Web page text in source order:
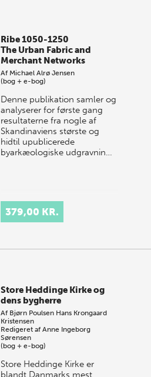
Ribe 1050-1250
The Urban Fabric and
Merchant Networks
Af Michael Alrø Jensen
(bog + e-bog)
Denne publikation samler og
analyserer for første gang
resultaterne fra nogle af
Skandinaviens største og
hidtil upublicerede
byarkæologiske udgravnin…
379,00 KR.
Store Heddinge Kirke og
dens bygherre
Af Bjørn Poulsen Hans Krongaard
Kristensen
Redigeret afAnne Ingeborg
Sørensen
(bog + e-bog)
Store Heddinge Kirke er
blandt Danmarks mest